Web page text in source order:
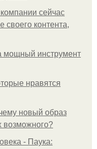
сейчас
своего контента,
мощный инструмент
нравятся
новый образ
возможного?
- Паука: